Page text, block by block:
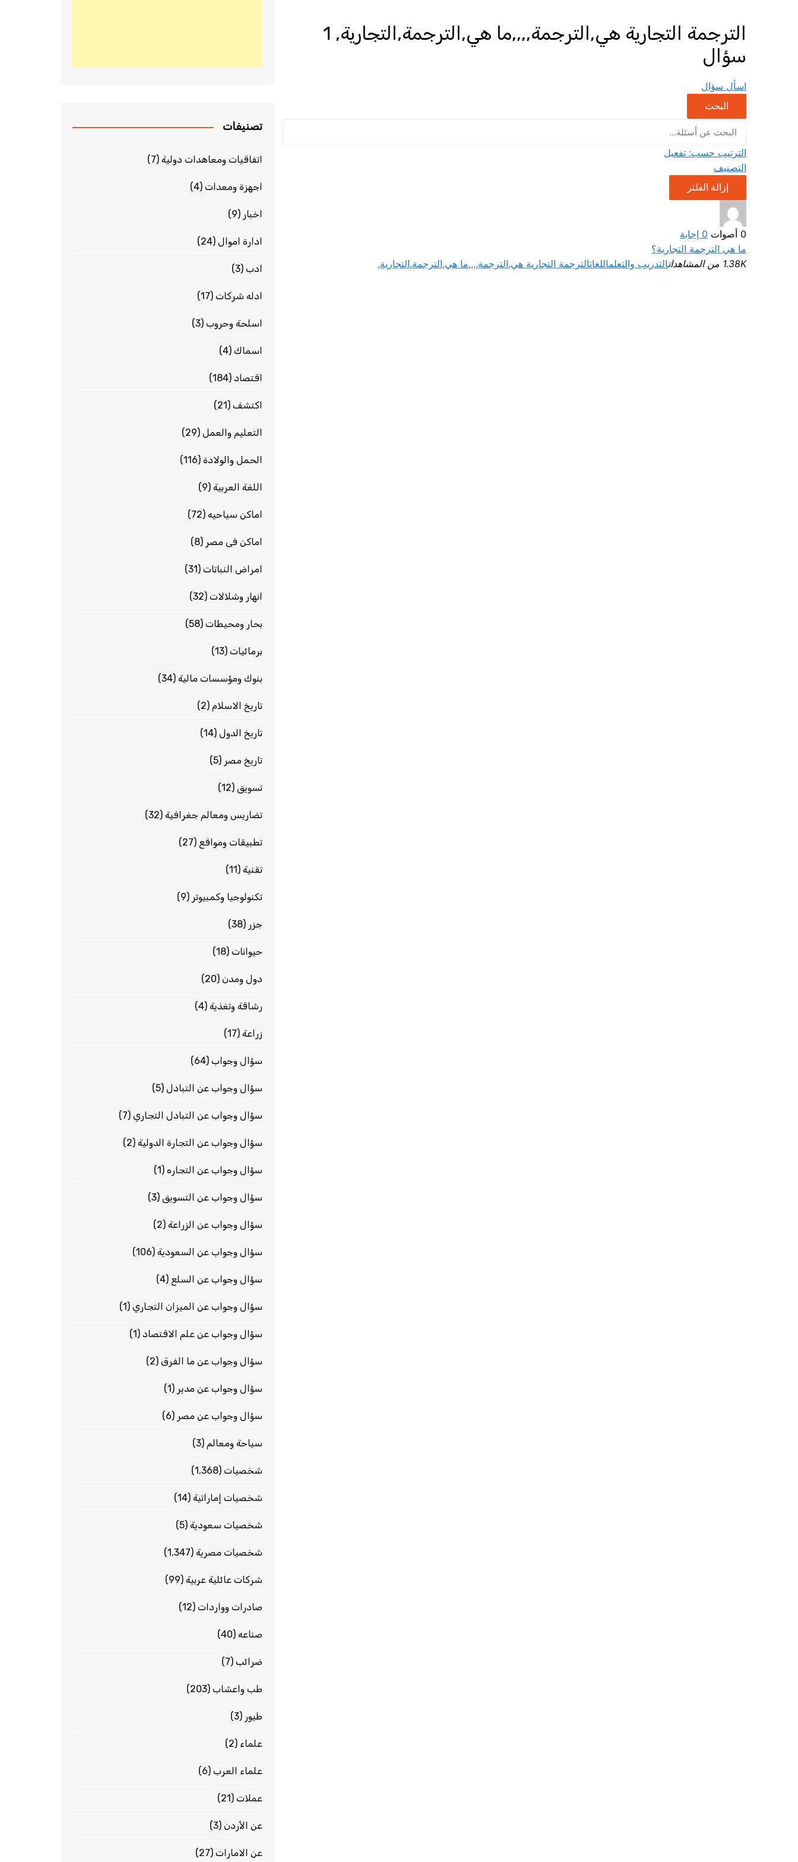
الترجمة التجارية هي,الترجمة,,,,ما هي,الترجمة,التجارية, 1
سؤال
اسأل سؤال
البحث
الترتيب حسب: تفعيل
التصنيف
إزالة الفلتر
0 أصوات 0 إجابة
ما هي الترجمة التجارية؟
1.38K من المشاهدات
التدريب والتعلماللغاتالترجمة التجارية هي,الترجمة,,,,ما هي,الترجمة,التجارية,
تصنيفات
اتفاقيات ومعاهدات دولية (7)
اجهزة ومعدات (4)
اخبار (9)
ادارة اموال (24)
ادب (3)
ادله شركات (17)
اسلحة وحروب (3)
اسماك (4)
اقتصاد (184)
اكتشف (21)
التعليم والعمل (29)
الحمل والولادة (116)
اللغة العربية (9)
اماكن سياحيه (72)
اماكن فى مصر (8)
امراض النباتات (31)
انهار وشلالات (32)
بحار ومحيطات (58)
برمائيات (13)
بنوك ومؤسسات مالية (34)
تاريخ الاسلام (2)
تاريخ الدول (14)
تاريخ مصر (5)
تسويق (12)
تضاريس ومعالم جغرافية (32)
تطبيقات ومواقع (27)
تقنية (11)
تكنولوجيا وكمبيوتر (9)
جزر (38)
حيوانات (18)
دول ومدن (20)
رشاقة وتغذية (4)
زراعة (17)
سؤال وجواب (64)
سؤال وجواب عن التبادل (5)
سؤال وجواب عن التبادل التجاري (7)
سؤال وجواب عن التجارة الدولية (2)
سؤال وجواب عن التجاره (1)
سؤال وجواب عن التسويق (3)
سؤال وجواب عن الزراعة (2)
سؤال وجواب عن السعودية (106)
سؤال وجواب عن السلع (4)
سؤال وجواب عن الميزان التجاري (1)
سؤال وجواب عن علم الاقتصاد (1)
سؤال وجواب عن ما الفرق (2)
سؤال وجواب عن مدير (1)
سؤال وجواب عن مصر (6)
سياحة ومعالم (3)
شخصيات (1٬368)
شخصيات إماراتية (14)
شخصيات سعودية (5)
شخصيات مصرية (1٬347)
شركات عائلية عربية (99)
صادرات وواردات (12)
صناعه (40)
ضرائب (7)
طب واعشاب (203)
طيور (3)
علماء (2)
علماء العرب (6)
عملات (21)
عن الأردن (3)
عن الامارات (27)